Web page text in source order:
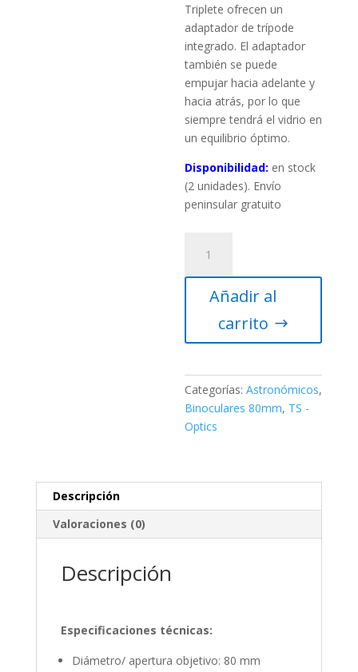
Triplete ofrecen un
adaptador de trípode
integrado. El adaptador
también se puede
empujar hacia adelante y
hacia atrás, por lo que
siempre tendrá el vidrio en
un equilibrio óptimo.
Disponibilidad: en stock
(2 unidades). Envío
peninsular gratuito
Optics
20x80
objetivos
triplete
y
trípode
Añadir al
carrito
Categorías:Astronómicos,
Binoculares 80mm, TS -
Optics
Descripción
Valoraciones (0)
Descripción
Especificaciones técnicas:
Diámetro/ apertura objetivo: 80 mm